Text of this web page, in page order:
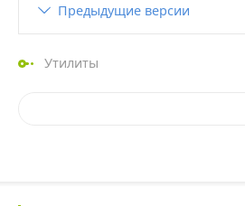
Предыдущие версии
Утилиты